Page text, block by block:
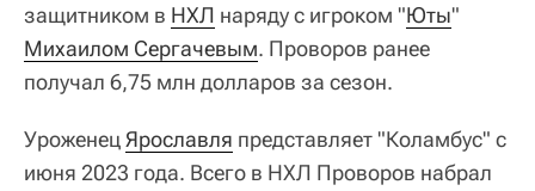
защитником в НХЛ наряду с игроком "Юты"
Михаилом Сергачевым. Проворов ранее
получал 6,75 млн долларов за сезон.
Уроженец Ярославля представляет "Коламбус" с
июня 2023 года. Всего в НХЛ Проворов набрал